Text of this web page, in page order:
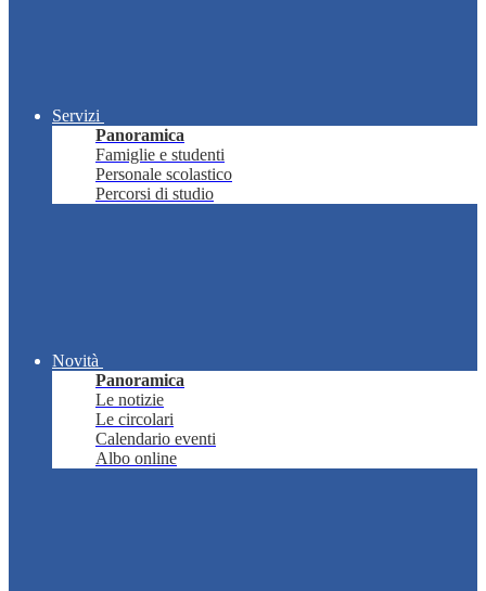
Servizi
Panoramica
Famiglie e studenti
Personale scolastico
Percorsi di studio
Novità
Panoramica
Le notizie
Le circolari
Calendario eventi
Albo online